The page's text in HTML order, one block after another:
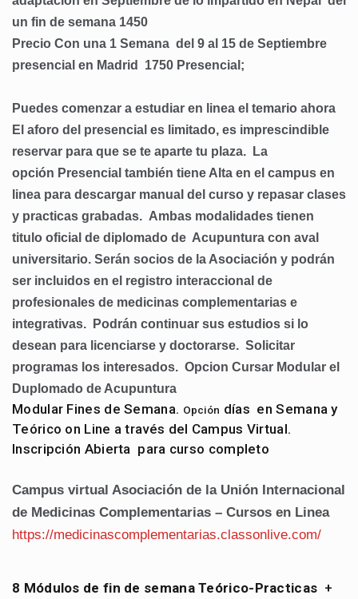
un fin de semana 1450
Precio Con una 1 Semana del 9 al 15 de Septiembre
presencial en Madrid 1750 Presencial;
Puedes comenzar a estudiar en linea el temario ahora
El aforo del presencial es limitado, es imprescindible
reservar para que se te aparte tu plaza.
La
opción Presencial también tiene Alta en el campus en
linea para descargar manual del curso y repasar clases
y practicas grabadas. Ambas modalidades tienen
titulo oficial de diplomado de Acupuntura con aval
universitario. Serán socios de la Asociación y podrán
ser incluidos en el registro interaccional de
profesionales de medicinas complementarias e
integrativas.
Podrán continuar sus estudios si lo
desean para licenciarse y doctorarse. Solicitar
programas los interesados. Opcion Cursar Modular el
Duplomado de Acupuntura
Modular Fines de Semana. Opción días en Semana y
Teórico on Line a través del Campus Virtual.
Inscripción Abierta para curso completo
Campus virtual Asociación de la Unión Internacional
de Medicinas Complementarias – Cursos en Linea
https://medicinascomplementarias.classonlive.com/
8 Módulos de fin de semana Teórico-Practicas +